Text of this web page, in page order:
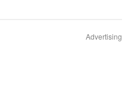
Advertising